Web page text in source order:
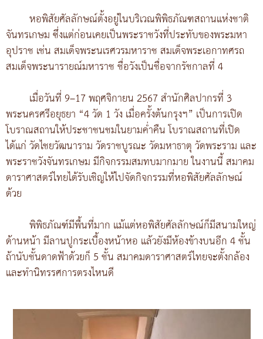
หอพิสัยศัลลักษณ์ตั้งอยู่ในบริเวณพิพิธภัณฑสถานแห่งชาติ
จันทรเกษม ซึ่งแต่ก่อนเคยเป็นพระราชวังที่ประทับของพระมหา
อุปราช เช่น สมเด็จพระนเรศวรมหาราช สมเด็จพระเอกาทศรถ
สมเด็จพระนารายณ์มหาราช ชื่อวังเป็นชื่อจากรัชกาลที่ 4
เมื่อวันที่ 9–17 พฤศจิกายน 2567 สำนักศิลปากรที่ 3
พระนครศรีอยุธยา “4 วัด 1 วัง เมื่อครั้งต้นกรุงฯ” เป็นการเปิด
โบราณสถานให้ประชาชนชมในยามค่ำคืน โบราณสถานที่เปิด
ได้แก่ วัดไชยวัฒนาราม วัดราชบูรณะ วัดมหาธาตุ วัดพระราม และ
พระราชวังจันทรเกษม มีกิจกรรมสมทบมากมาย ในงานนี้ สมาคม
ดาราศาสตร์ไทยได้รับเชิญให้ไปจัดกิจกรรมที่หอพิสัยศัลลักษณ์
ด้วย
พิพิธภัณฑ์มีพื้นที่มาก แม้แต่หอพิสัยศัลลักษณ์ก็มีสนามใหญ่
ด้านหน้า มีลานปูกระเบื้องหน้าหอ แล้วยังมีห้องข้างบนอีก 4 ชั้น
ถ้านับชั้นดาดฟ้าด้วยก็ 5 ชั้น สมาคมดาราศาสตร์ไทยจะตั้งกล้อง
และทำนิทรรศการตรงไหนดี